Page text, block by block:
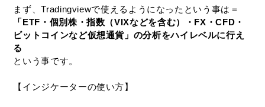
まず、Tradingviewで使えるようになったという事は＝
「ETF・個別株・指数（VIXなどを含む）・FX・CFD・
ビットコインなど仮想通貨」の分析をハイレベルに行え
る
という事です。
【インジケーターの使い方】